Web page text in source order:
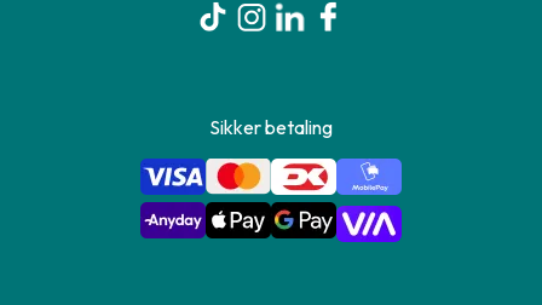
Sikker betaling